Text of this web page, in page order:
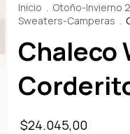
Inicio . Otoño-Invierno
Sweaters-Camperas .
Chaleco
$24.045,00